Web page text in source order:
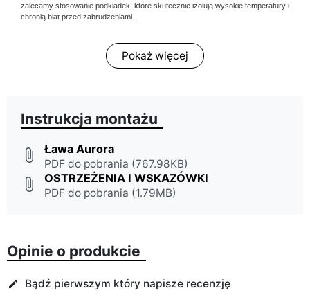
zalecamy stosowanie podkładek, które skutecznie izolują wysokie temperatury i
chronią blat przed zabrudzeniami.
Pokaż więcej
Instrukcja montażu
attach_file Ława Aurora
PDF do pobrania (767.98KB)
attach_file OSTRZEŻENIA I WSKAZÓWKI
PDF do pobrania (1.79MB)
Opinie o produkcie
edit Bądź pierwszym który napisze recenzję